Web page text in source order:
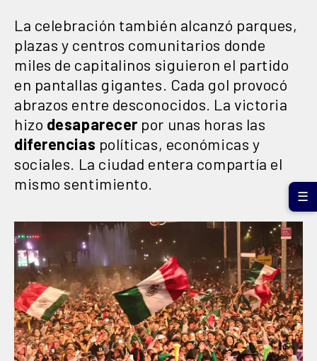
La celebración también alcanzó parques,
plazas y centros comunitarios donde
miles de capitalinos siguieron el partido
en pantallas gigantes. Cada gol provocó
abrazos entre desconocidos. La victoria
hizo desaparecer por unas horas las
diferencias políticas, económicas y
sociales. La ciudad entera compartía el
mismo sentimiento.
☰